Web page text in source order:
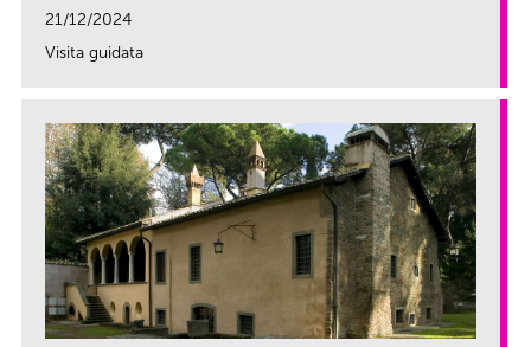
21/12/2024
Visita guidata